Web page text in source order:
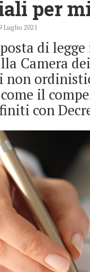
per
Luglio 2021
di
Camera
non
il
con